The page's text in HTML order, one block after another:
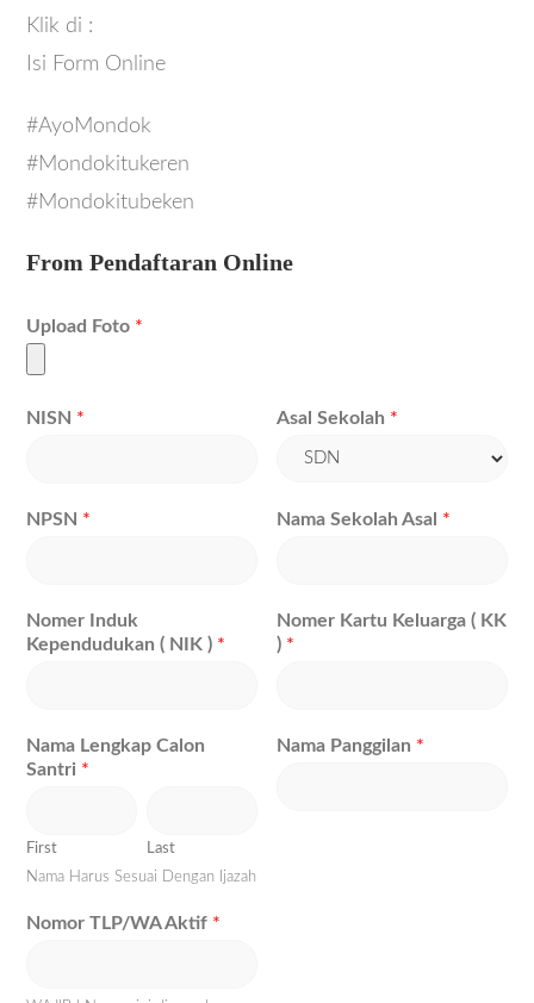
Klik di :
Isi Form Online
#AyoMondok
#Mondokitukeren
#Mondokitubeken
From Pendaftaran Online
Upload Foto *
NISN * Asal Sekolah *
NPSN * Nama Sekolah Asal *
Nomer Induk
Kependudukan ( NIK ) *
Nomer Kartu Keluarga ( KK
) *
Nama Lengkap Calon
Santri *
First
Last
Nama Harus Sesuai Dengan Ijazah
Nama Panggilan *
Nomor TLP/WA Aktif *